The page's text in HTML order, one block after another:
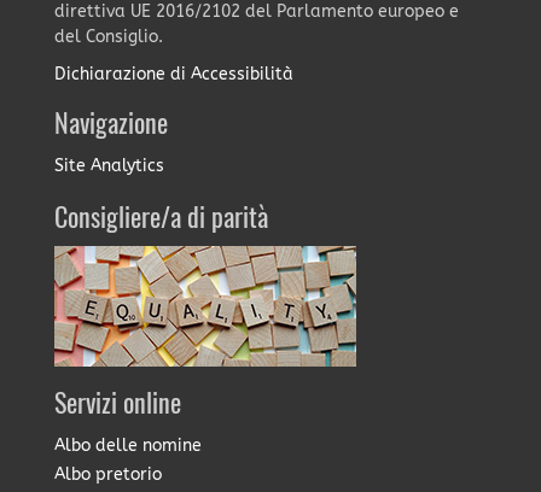
direttiva UE 2016/2102 del Parlamento europeo e
del Consiglio.
Dichiarazione di Accessibilità
Navigazione
Site Analytics
Consigliere/a di parità
Servizi online
Albo delle nomine
Albo pretorio